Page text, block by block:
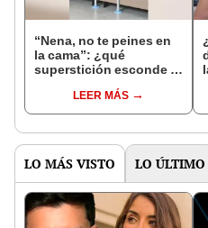
“Nena, no te peines en
la cama”: ¿qué
superstición esconde la
Enanitos Verdes?
LEER MÁS
LO MÁS VISTO LO ÚLTIMO